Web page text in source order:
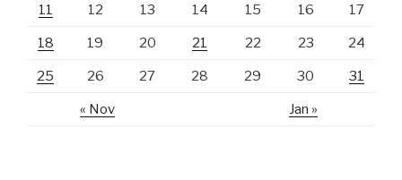
« Nov Jan »
11 12 13 14 15 16 17
18 19 20 21 22 23 24
25 26 27 28 29 30 31